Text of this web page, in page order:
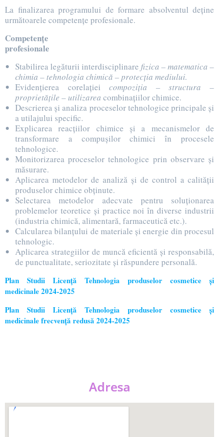
La finalizarea programului de formare absolventul deţine
următoarele competenţe profesionale.
Competenţe
profesionale
Stabilirea legăturii interdisciplinare fizica – matematica –
chimia – tehnologia chimică – protecţia mediului.
Evidenţierea corelaţieicompoziţia – structura –
proprietăţile – utilizarea combinaţiilor chimice.
Descrierea şi analiza proceselor tehnologice principale şi
a utilajului specific.
Explicarea reacţiilor chimice şi a mecanismelor de
transformare a compuşilor chimici în procesele
tehnologice.
Monitorizarea proceselor tehnologice prin observare şi
măsurare.
Aplicarea metodelor de analiză şi de control a calităţii
produselor chimice obţinute.
Selectarea metodelor adecvate pentru soluţionarea
problemelor teoretice şi practice noi în diverse industrii
(industria chimică, alimentară, farmaceutică etc.).
Calcularea bilanţului de materiale şi energie din procesul
tehnologic.
Aplicarea strategiilor de muncă eficientă şi responsabilă,
de punctualitate, seriozitate şi răspundere personală.
Plan Studii Licență Tehnologia produselor cosmetice și
medicinale 2024-2025
Plan Studii Licență Tehnologia produselor cosmetice și
medicinale frecvență redusă 2024-2025
Adresa